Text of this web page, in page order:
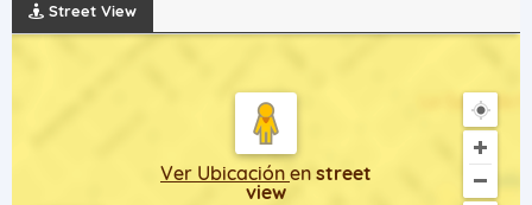
Street View
Ver Ubicación en street
view